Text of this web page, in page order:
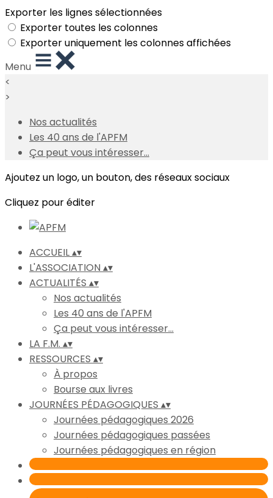
Exporter les lignes sélectionnées
Exporter toutes les colonnes
Exporter uniquement les colonnes affichées
Menu
<
>
Nos actualités
Les 40 ans de l'APFM
Ça peut vous intéresser...
Ajoutez un logo, un bouton, des réseaux sociaux
Cliquez pour éditer
ACCUEIL▴▾
L'ASSOCIATION▴▾
ACTUALITÉS ▴▾
Nos actualités
Les 40 ans de l'APFM
Ça peut vous intéresser...
LA F.M. ▴▾
RESSOURCES ▴▾
À propos
Bourse aux livres
JOURNÉES PÉDAGOGIQUES ▴▾
Journées pédagogiques 2026
Journées pédagogiques passées
Journées pédagogiques en région